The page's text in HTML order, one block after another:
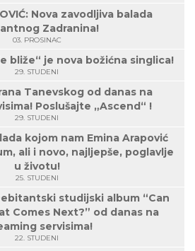
Nova zavodljiva balada
Zadranina!
03. PROSINAC
bliže“ je nova božićna singlica!
29. STUDENI
Tanevskog od danas na
Poslušajte „Ascend“ !
29. STUDENI
kojom nam Emina Arapović
ali i novo, najljepše, poglavlje
u životu!
25. STUDENI
studijski album “Can
Comes Next?” od danas na
servisima!
22. STUDENI